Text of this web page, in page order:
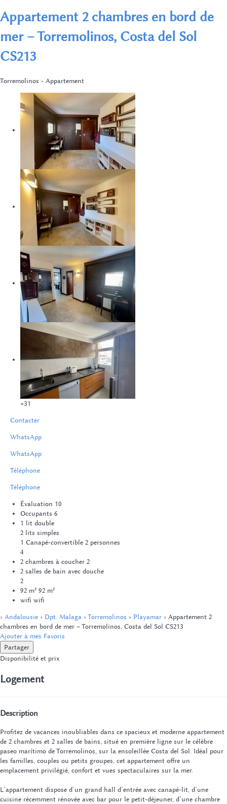
Appartement 2 chambres en bord de
mer – Torremolinos, Costa del Sol
CS213
Torremolinos - Appartement
+31
Contacter
WhatsApp
WhatsApp
Téléphone
Téléphone
Évaluation 10
Occupants 6
1 lit double
2 lits simples
1 Canapé-convertible 2 personnes
4
2 chambres à coucher 2
2 salles de bain avec douche
2
92 m² 92 m²
wifi wifi
› Andalousie › Dpt. Malaga › Torremolinos › Playamar › Appartement 2
chambres en bord de mer – Torremolinos, Costa del Sol CS213
Ajouter à mes Favoris
Partager
Disponibilité et prix
Logement
Description
Profitez de vacances inoubliables dans ce spacieux et moderne appartement
de 2 chambres et 2 salles de bains, situé en première ligne sur le célèbre
paseo marítimo de Torremolinos, sur la ensoleillée Costa del Sol. Idéal pour
les familles, couples ou petits groupes, cet appartement offre un
emplacement privilégié, confort et vues spectaculaires sur la mer.
L’appartement dispose d’un grand hall d’entrée avec canapé-lit, d’une
cuisine récemment rénovée avec bar pour le petit-déjeuner, d’une chambre